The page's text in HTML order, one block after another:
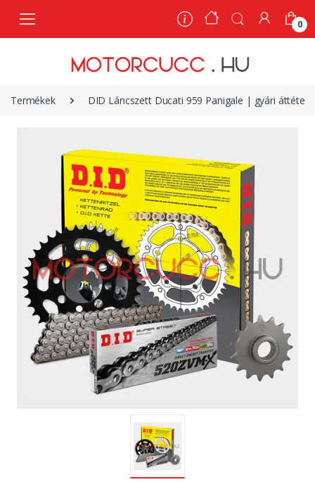
0
Termékek DID Láncszett Ducati 959 Panigale | gyári áttétel
0